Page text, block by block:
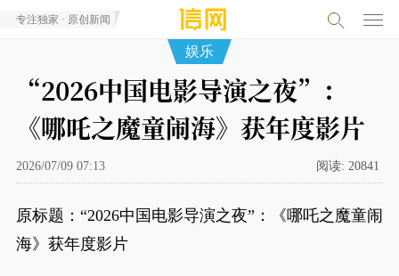
专注独家 · 原创新闻
娱乐
“2026中国电影导演之夜”：
《哪吒之魔童闹海》获年度影片
2026/07/09 07:13 阅读: 20841
原标题：“2026中国电影导演之夜”：《哪吒之魔童闹
海》获年度影片